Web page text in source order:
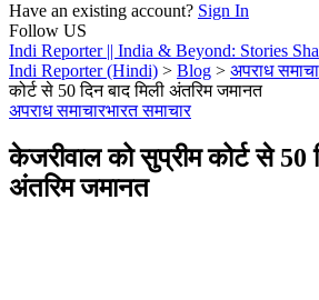
Have an existing account? Sign In
Follow US
Indi Reporter || India & Beyond: Stories
Indi Reporter (Hindi) > Blog > अपराध
कोर्ट से 50 दिन बाद मिली अंतरिम जमानत
अपराध समाचारभारत समाचार
केजरीवाल को सुप्रीम कोर्ट से 50
अंतरिम जमानत